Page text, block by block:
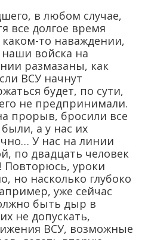
в любом случае,
все долгое время
то наваждении,
войска на
размазаны, как
ВСУ начнут
будет, по сути,
не предпринимали.
прорыв, бросили все
а у нас их
У нас на линии
по двадцать человек
Повторюсь, уроки
но насколько глубоко
уже сейчас
быть дыр в
не допускать,
ВСУ, возможные